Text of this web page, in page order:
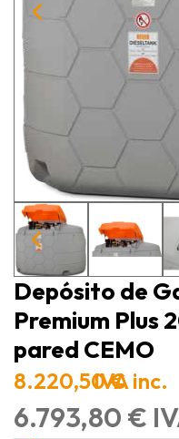
Depósito de
Premium Plus
pared CEMO
8.220,50 €IVA inc.
6.793,80 €